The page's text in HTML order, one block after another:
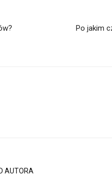
Po jakim
AUTORA